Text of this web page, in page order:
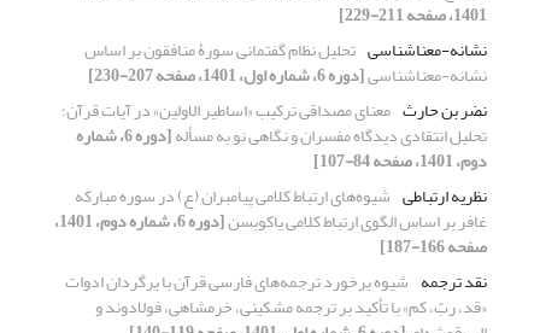
1401، صفحه 211-229]
نشانه-معناشناسی تحلیل نظام گفتمانی سورۀ منافقون بر اساس
نشانه-معناشناسی[دوره 6، شماره اول، 1401، صفحه 207-230]
نضر بن حارث معنای مصداقی ترکیب «اساطیر الاولین» در آیات قرآن؛
تحلیل انتقادی دیدگاه مفسران و نگاهی نو به مسأله [دوره 6، شماره
دوم، 1401، صفحه 84-107]
نظریه ارتباطى شیوه‌های ارتباط کلامی پیامبران (ع) در سوره مبارکه
غافر بر اساس الگوی ارتباط کلامی یاکوبسن [دوره 6، شماره دوم، 1401،
صفحه 166-187]
نقد ترجمه شیوه برخورد ترجمه‌های فارسی قرآن با برگردان ادوات
«قد، ربّ، کم» با تأکید بر ترجمه مشکینی، خرمشاهی، فولادوند و